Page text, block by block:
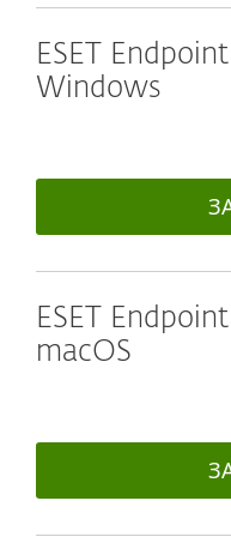
ESET
Windows
ESET
macOS